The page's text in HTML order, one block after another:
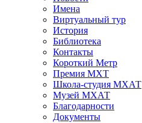
Имена
Виртуальный тур
История
Библиотека
Контакты
Короткий Метр
Премия МХТ
Школа-студия МХАТ
Музей МХАТ
Благодарности
Документы